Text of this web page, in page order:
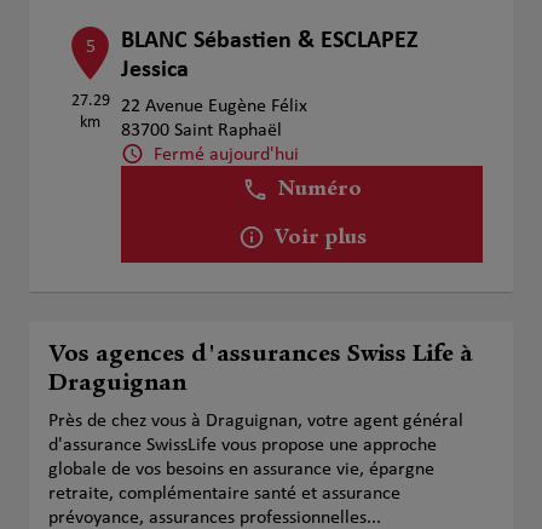
5
27.29
km
BLANC Sébastien & ESCLAPEZ
Jessica
22 Avenue Eugène Félix
83700 Saint Raphaël
Fermé aujourd'hui
Numéro
Voir plus
Vos agences d'assurances Swiss Life à
Draguignan
Près de chez vous à Draguignan, votre agent général
d'assurance SwissLife vous propose une approche
globale de vos besoins en assurance vie, épargne
retraite, complémentaire santé et assurance
prévoyance, assurances professionnelles...